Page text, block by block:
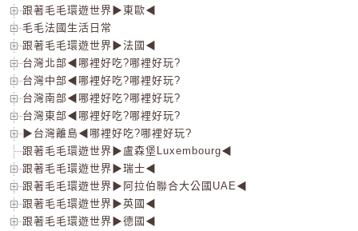
跟著毛毛環遊世界▶東歐◀
毛毛法國生活日常
跟著毛毛環遊世界▶法國◀
台灣北部◀哪裡好吃?哪裡好玩?
台灣中部◀哪裡好吃?哪裡好玩?
台灣南部◀哪裡好吃?哪裡好玩?
台灣東部◀哪裡好吃?哪裡好玩?
▶台灣離島◀哪裡好吃?哪裡好玩?
跟著毛毛環遊世界▶盧森堡Luxembourg◀
跟著毛毛環遊世界▶瑞士◀
跟著毛毛環遊世界▶阿拉伯聯合大公國UAE◀
跟著毛毛環遊世界▶英國◀
跟著毛毛環遊世界▶德國◀